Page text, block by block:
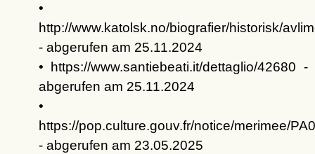
•
http://www.katolsk.no/biografier/historisk/
- abgerufen am 25.11.2024
• https://www.santiebeati.it/dettaglio/42680 -
abgerufen am 25.11.2024
•
https://pop.culture.gouv.fr/notice/merimee/
- abgerufen am 23.05.2025